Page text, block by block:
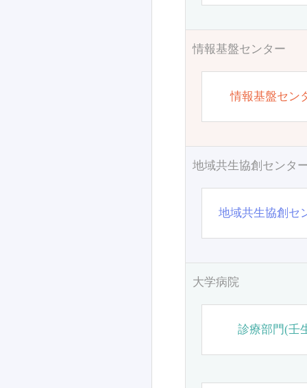
情報基盤センター
情報基盤セン
地域共生協創センタ
地域共生協創セ
大学病院
診療部門(壬